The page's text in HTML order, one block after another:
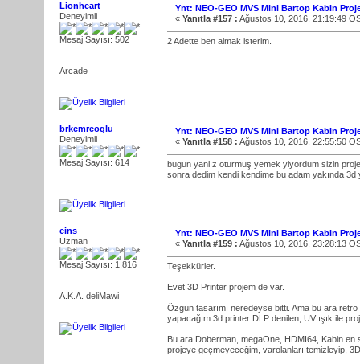
Lionheart
Deneyimli
Mesaj Sayısı: 502
Arcade
Ynt: NEO-GEO MVS Mini Bartop Kabin
« Yanıtla #157 : Ağustos 10, 2016, 21:19:49
2 Adette ben almak isterim.
brkemreoglu
Deneyimli
Mesaj Sayısı: 614
Ynt: NEO-GEO MVS Mini Bartop Kabin
« Yanıtla #158 : Ağustos 10, 2016, 22:55:50
bugun yanlız oturmuş yemek yiyordum sizin
sonra dedim kendi kendime bu adam yakında 3d
eins
Uzman
Mesaj Sayısı: 1.816
A.K.A. deliMawi
Ynt: NEO-GEO MVS Mini Bartop Kabin
« Yanıtla #159 : Ağustos 10, 2016, 23:28:13
Teşekkürler.
Evet 3D Printer projem de var.
Özgün tasarımı neredeyse bitti. Ama bu ara
yapacağım 3d printer DLP denilen, UV ışık ile
Bu ara Doberman, megaOne, HDMI64, Kabin en
projeye geçmeyeceğim, varolanları temizleyip,